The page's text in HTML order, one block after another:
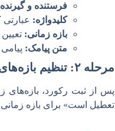
فرستنده و
کلیدواژه: عبارتی
بازه زمانی:
متن پیامک:
مرحله ۲: تنظیم بازه‌های زمانی
پس از ثبت رکورد، بازه‌های
تعطیل است» برای بازه